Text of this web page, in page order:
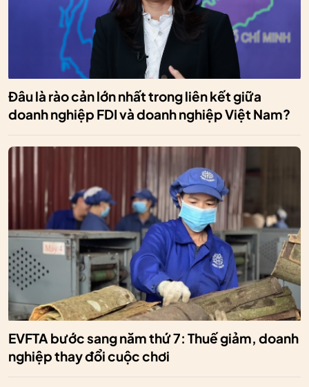
Đâu là rào cản lớn nhất trong liên kết giữa
doanh nghiệp FDI và doanh nghiệp Việt Nam?
EVFTA bước sang năm thứ 7: Thuế giảm, doanh
nghiệp thay đổi cuộc chơi